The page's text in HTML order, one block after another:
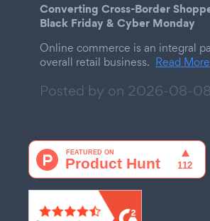
Converting Cross-Border
Black Friday & Cyber Monday
Online commerce is an integral
overall retail business. Read More
Posted by on 2026-08-08